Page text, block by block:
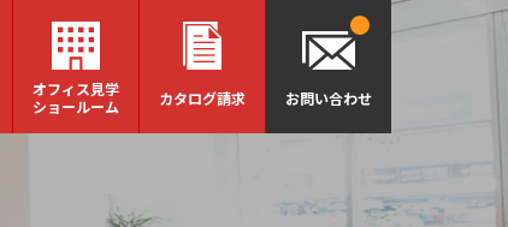
オフィス見学
ショールーム
カタログ請求 お問い合わせ